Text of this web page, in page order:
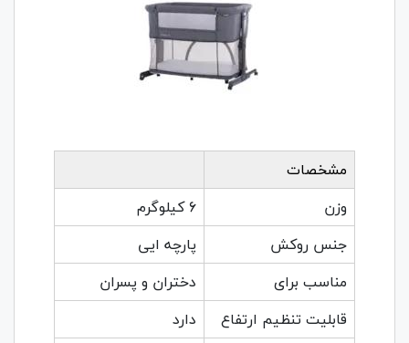
مشخصات
وزن
6 کیلوگرم
جنس روکش
پارچه ایی
مناسب برای
دختران و پسران
قابلیت تنظیم ارتفاع
دارد